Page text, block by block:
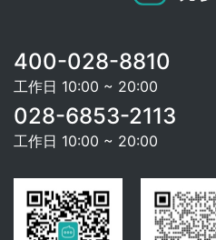
400-028-8810
工作日 10:00 ~ 20:00
028-6853-2113
工作日 10:00 ~ 20:00